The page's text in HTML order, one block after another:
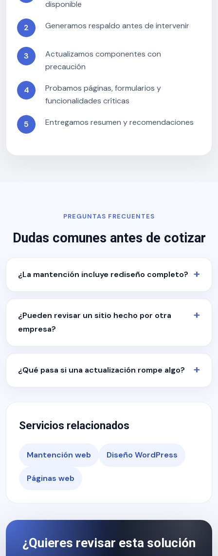
disponible
Generamos respaldo antes de intervenir
Actualizamos componentes con
precaución
Probamos páginas, formularios y
funcionalidades críticas
Entregamos resumen y recomendaciones
PREGUNTAS FRECUENTES
Dudas comunes antes de cotizar
¿La mantención incluye rediseño completo?
¿Pueden revisar un sitio hecho por otra
empresa?
¿Qué pasa si una actualización rompe algo?
Servicios relacionados
Mantención web Diseño WordPress
Páginas web
¿Quieres revisar esta solución